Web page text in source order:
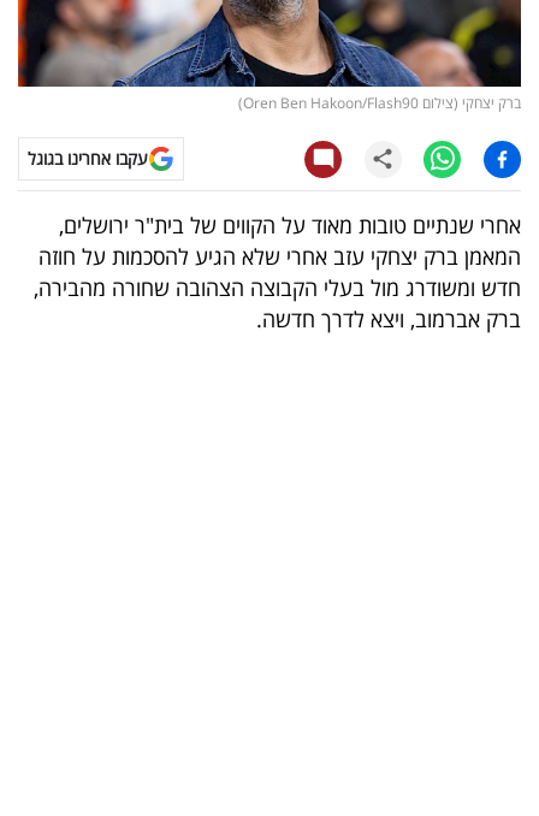
עסקית
קריפטו
טלוויזיה
עסקי
ספורט
קריירה
ברק יצחקי (צילום Oren Ben Hakoon/Flash90)
עקבו אחרינו בגוגל
אחרי שנתיים טובות מאוד על הקווים של בית"ר ירושלים,
המאמן ברק יצחקי עזב אחרי שלא הגיע להסכמות על חוזה
חדש ומשודרג מול בעלי הקבוצה הצהובה שחורה מהבירה,
ברק אברמוב, ויצא לדרך חדשה.